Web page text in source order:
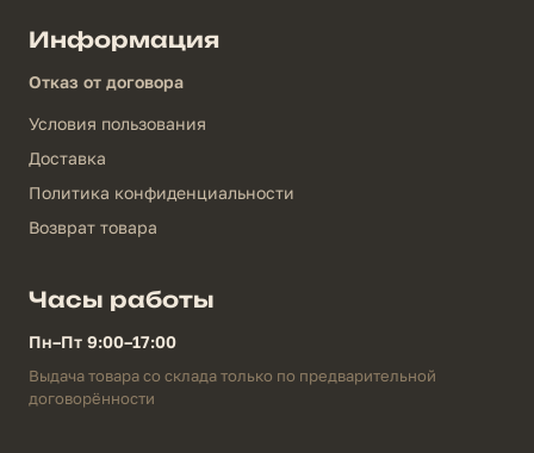
Информация
Отказ от договора
Условия пользования
Доставка
Политика конфиденциальности
Возврат товара
Часы работы
Пн–Пт 9:00–17:00
Выдача товара со склада только по предварительной
договорённости